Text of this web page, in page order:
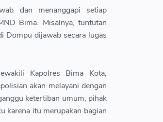
dan menanggapi setiap
Bima. Misalnya, tuntutan
Dompu dijawab secara lugas
Kapolres Bima Kota,
akan melayani dengan
ketertiban umum, pihak
karena itu merupakan bagian